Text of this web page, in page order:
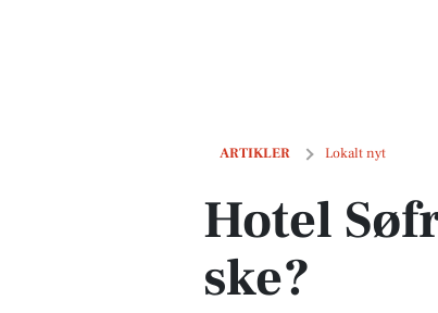
ARTIKLER Lokalt nyt
Hotel Søfryd - hvad skal der ske?
Hotel
ske?